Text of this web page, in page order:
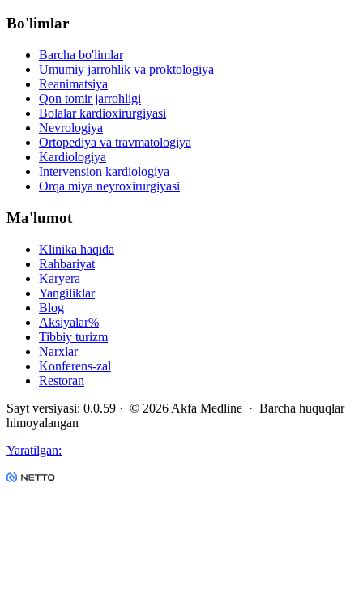
Bo'limlar
Barcha bo'limlar
Umumiy jarrohlik va proktologiya
Reanimatsiya
Qon tomir jarrohligi
Bolalar kardioxirurgiyasi
Nevrologiya
Ortopediya va travmatologiya
Kardiologiya
Intervension kardiologiya
Orqa miya neyroxirurgiyasi
Ma'lumot
Klinika haqida
Rahbariyat
Karyera
Yangiliklar
Blog
Aksiyalar%
Tibbiy turizm
Narxlar
Konferens-zal
Restoran
Sayt versiyasi: 0.0.59 · © 2026 Akfa Medline · Barcha huquqlar
himoyalangan
Yaratilgan: